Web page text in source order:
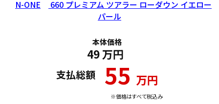
有 無
N-ONE
660 プレミアム ツアラー ローダウン イエロー
パール
本体価格
49万円
支払総額 55 万円
※価格はすべて税込み